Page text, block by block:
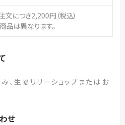
文につき2,200円（税込）
品は異なります。
、生協リリーショップまたはお
せ